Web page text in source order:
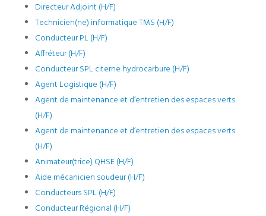
Directeur Adjoint (H/F)
Technicien(ne) informatique TMS (H/F)
Conducteur PL (H/F)
Affréteur (H/F)
Conducteur SPL citerne hydrocarbure (H/F)
Agent Logistique (H/F)
Agent de maintenance et d’entretien des espaces verts
(H/F)
Agent de maintenance et d’entretien des espaces verts
(H/F)
Animateur(trice) QHSE (H/F)
Aide mécanicien soudeur (H/F)
Conducteurs SPL (H/F)
Conducteur Régional (H/F)